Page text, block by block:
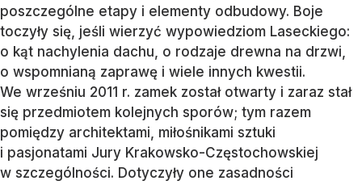
poszczególne etapy i elementy odbudowy. Boje
toczyły się, jeśli wierzyć wypowiedziom Laseckiego:
o kąt nachylenia dachu, o rodzaje drewna na drzwi,
o wspomnianą zaprawę i wiele innych kwestii.
We wrześniu 2011 r. zamek został otwarty i zaraz stał
się przedmiotem kolejnych sporów; tym razem
pomiędzy architektami, miłośnikami sztuki
i pasjonatami Jury Krakowsko-Częstochowskiej
w szczególności. Dotyczyły one zasadności